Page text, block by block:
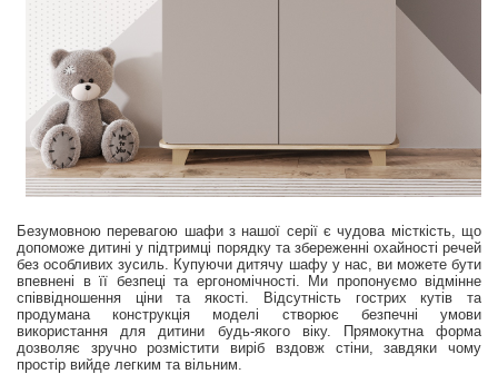
Безумовною перевагою шафи з нашої серії є чудова місткість, що
допоможе дитині у підтримці порядку та збереженні охайності речей
без особливих зусиль. Купуючи дитячу шафу у нас, ви можете бути
впевнені в її безпеці та ергономічності. Ми пропонуємо відмінне
співвідношення ціни та якості. Відсутність гострих кутів та
продумана конструкція моделі створює безпечні умови
використання для дитини будь-якого віку. Прямокутна форма
дозволяє зручно розмістити виріб вздовж стіни, завдяки чому
простір вийде легким та вільним.